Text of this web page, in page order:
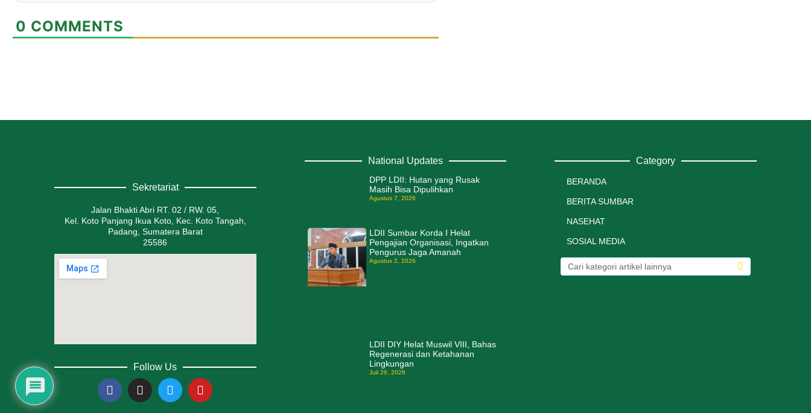
0 COMMENTS
Sekretariat
Jalan Bhakti Abri RT. 02 / RW. 05,
Kel. Koto Panjang Ikua Koto, Kec. Koto Tangah,
Padang, Sumatera Barat
25586
Follow Us
National Updates
DPP LDII: Hutan yang Rusak
Masih Bisa Dipulihkan
Agustus 7, 2026
LDII Sumbar Korda I Helat
Pengajian Organisasi, Ingatkan
Pengurus Jaga Amanah
Agustus 2, 2026
LDII DIY Helat Muswil VIII, Bahas
Regenerasi dan Ketahanan
Lingkungan
Juli 26, 2026
Category
BERANDA
BERITA SUMBAR
NASEHAT
SOSIAL MEDIA